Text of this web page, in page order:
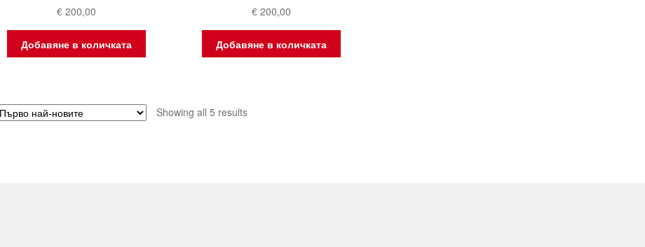
€ 200,00
Добавяне в количката
€200,00
Добавяне в количката
Showing all 5 resultsSorted